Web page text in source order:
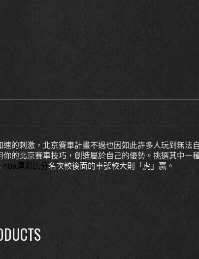
的刺激，北京賽車計畫不過也因如此許多人玩到無法
的北京賽車技巧，創造屬於自己的優勢。挑選其中一
nba運彩比分名次較後面的車號較大則「虎」贏。